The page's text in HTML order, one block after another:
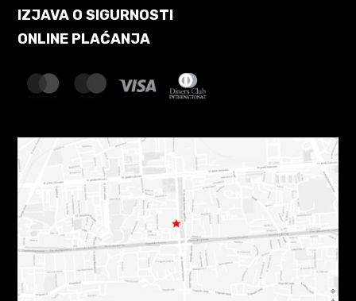
IZJAVA O SIGURNOSTI
ONLINE PLAĆANJA